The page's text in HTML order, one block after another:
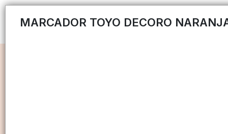
MARCADOR TOYO DECORO